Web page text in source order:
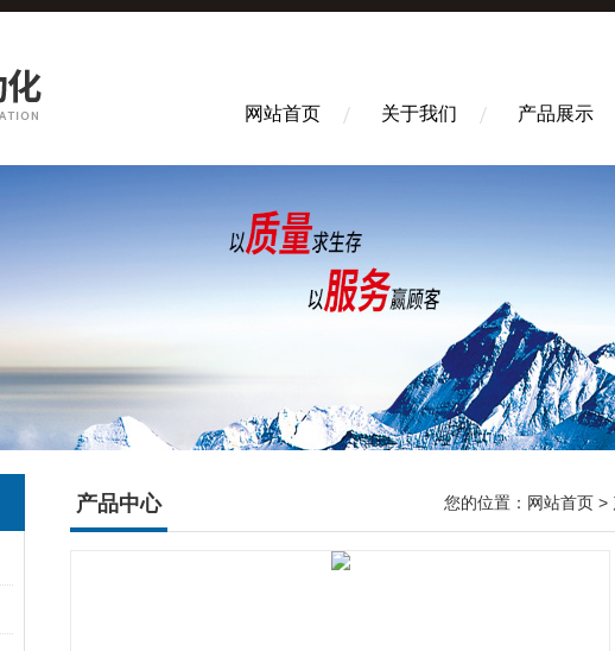
网站首页 关于我们 产品展示
产品中心 您的位置： 网站首页 >